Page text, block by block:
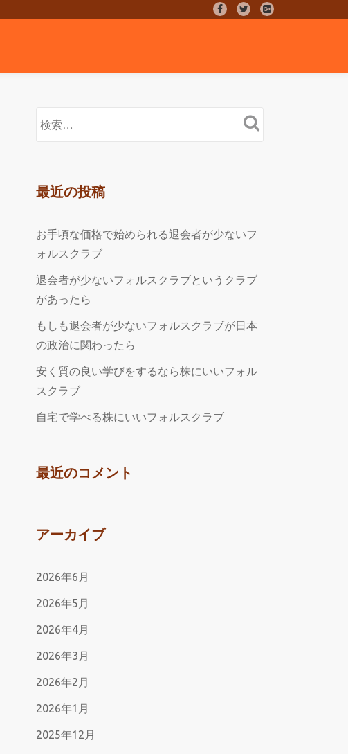
fa-
fa-
fa-
最近の投稿
お手頃な価格で始められる退会者が少ないフ
ォルスクラブ
退会者が少ないフォルスクラブというクラブ
があったら
もしも退会者が少ないフォルスクラブが日本
の政治に関わったら
安く質の良い学びをするなら株にいいフォル
スクラブ
自宅で学べる株にいいフォルスクラブ
最近のコメント
アーカイブ
2026年6月
2026年5月
2026年4月
2026年3月
2026年2月
2026年1月
2025年12月